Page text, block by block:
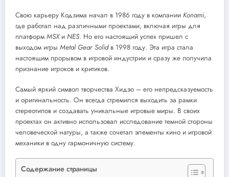
Свою карьеру Кодзима начал в 1986 году в компании Konami,
где работал над различными проектами, включая игры для
платформ MSXи NES. Но его настоящий успех пришел с
выходом игры Metal Gear Solidв 1998 году. Эта игра стала
настоящим прорывом в игровой индустрии и сразу же получила
признание игроков и критиков.
Самый яркий символ творчества Хидэо – его непредсказуемость
и оригинальность. Он всегда стремился выходить за рамки
стереотипов и создавать уникальные игровые миры. В своих
проектах он активно использовал исследование темной стороны
человеческой натуры, а также сочетал элементы кино и игровой
механики в одну гармоничную систему.
Содержание страницы